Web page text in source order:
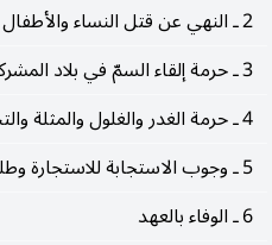
2 ـ النهي عن قتل النساء والأطفال والشيوخ
3 ـ حرمة إلقاء السمّ في بلاد المشركين
4 ـ حرمة الغدر والغلول والمثلة والتخريب الاقتصادي
5 ـ وجوب الاستجابة للاستجارة وطلب الأمان
6 ـ الوفاء بالعهد